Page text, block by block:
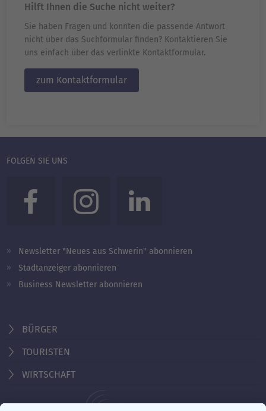
Hilft Ihnen die Suche nicht weiter?
Sie haben Fragen und konnten die passende Antwort
nicht über das Suchformular finden? Kontaktieren Sie
uns einfach über das verlinkte Kontaktformular.
zum Kontaktformular
FOLGEN SIE UNS
Newsletter "Neues aus Schwerin" abonnieren
Stadtanzeiger abonnieren
Business Newsletter abonnieren
BÜRGER
TOURISTEN
WIRTSCHAFT